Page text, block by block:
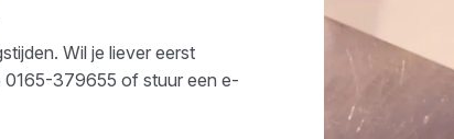
Wil je liever eerst
0165-379655 of stuur een e-